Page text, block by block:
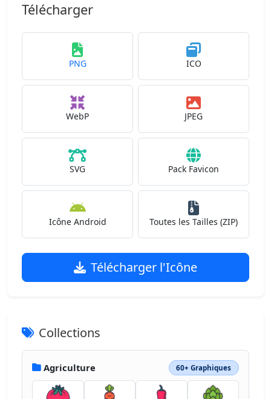
Télécharger
PNG ICO
WebP JPEG
SVG Pack Favicon
Icône Android Toutes les Tailles (ZIP)
Télécharger l'Icône
Collections
Agriculture 60+ Graphiques